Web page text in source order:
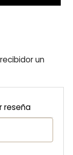
un
reseña